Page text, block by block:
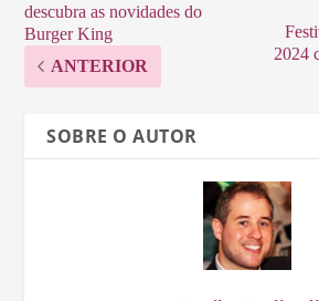
descubra as novidades do
Burger King
ANTERIOR
2024
SOBRE O AUTOR